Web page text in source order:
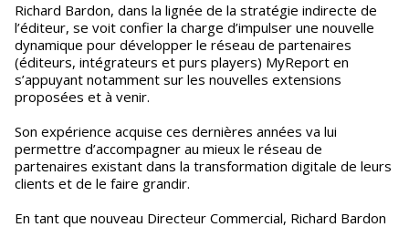
Richard Bardon, dans la lignée de la stratégie indirecte de
l’éditeur, se voit confier la charge d’impulser une nouvelle
dynamique pour développer le réseau de partenaires
(éditeurs, intégrateurs et purs players) MyReport en
s’appuyant notamment sur les nouvelles extensions
proposées et à venir.
Son expérience acquise ces dernières années va lui
permettre d’accompagner au mieux le réseau de
partenaires existant dans la transformation digitale de leurs
clients et de le faire grandir.
En tant que nouveau Directeur Commercial, Richard Bardon